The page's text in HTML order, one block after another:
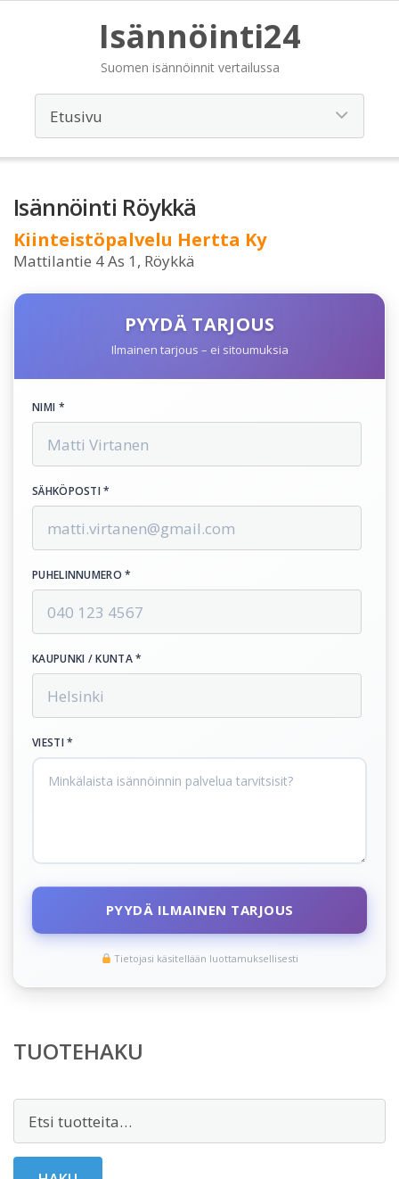
Isännöinti24
Suomen isännöinnit vertailussa
Isännöinti Röykkä
Kiinteistöpalvelu Hertta Ky
Mattilantie 4 As 1, Röykkä
PYYDÄ TARJOUS
Ilmainen tarjous – ei sitoumuksia
NIMI *
SÄHKÖPOSTI *
PUHELINNUMERO *
KAUPUNKI / KUNTA *
VIESTI *
PYYDÄ ILMAINEN TARJOUS
Tietojasi käsitellään luottamuksellisesti
TUOTEHAKU